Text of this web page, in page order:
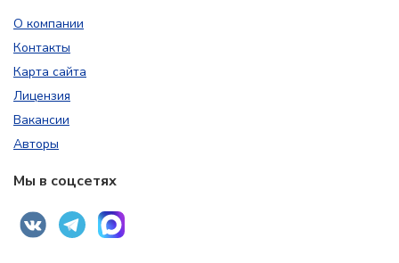
О компании
Контакты
Карта сайта
Лицензия
Вакансии
Авторы
Мы в соцсетях